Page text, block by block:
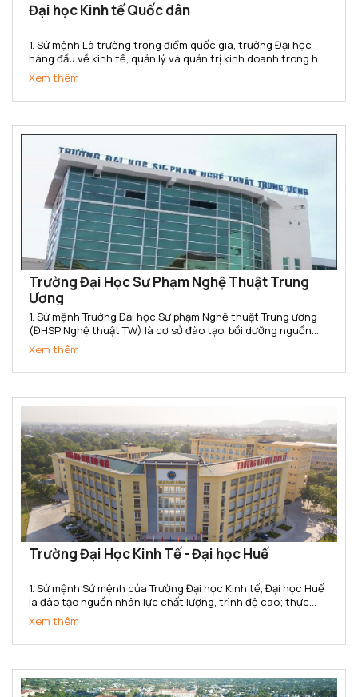
Đại học Kinh tế Quốc dân
1. Sứ mệnh Là trường trọng điểm quốc gia, trường Đại học
hàng đầu về kinh tế, quản lý và quản trị kinh doanh trong hệ
thống các trường đại học của Việt Nam. Trường Đại học Kinh
tế Quốc dân có sứ mệnh cung cấp cho xã hội các sản...
Xem thêm
Trường Đại Học Sư Phạm Nghệ Thuật Trung
Ương
1. Sứ mệnh Trường Đại học Sư phạm Nghệ thuật Trung ương
(ĐHSP Nghệ thuật TW) là cơ sở đào tạo, bồi dưỡng nguồn
nhân lực có trình độ đại học, sau đại học và nghiên cứu khoa
học, chuyển giao công nghệ trong lĩnh vực Văn hóa,...
Xem thêm
Trường Đại Học Kinh Tế - Đại học Huế
1. Sứ mệnh Sứ mệnh của Trường Đại học Kinh tế, Đại học Huế
là đào tạo nguồn nhân lực chất lượng, trình độ cao; thực
hiện nghiên cứu khoa học, chuyển giao công nghệ, cung
ứng dịch vụ về lĩnh vực kinh tế và quản lý phục vụ sự...
Xem thêm